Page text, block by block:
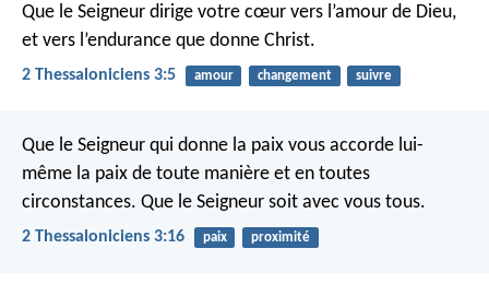
Que le Seigneur dirige votre cœur vers l’amour de Dieu,
et vers l’endurance que donne Christ.
2 Thessaloniciens 3:5 amour changement suivre
Que le Seigneur qui donne la paix vous accorde lui-
même la paix de toute manière et en toutes
circonstances. Que le Seigneur soit avec vous tous.
2 Thessaloniciens 3:16 paix proximité